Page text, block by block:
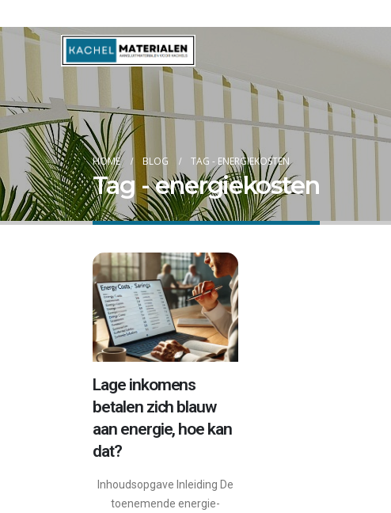
HOME BLOG TAG - ENERGIEKOSTEN
Tag - energiekosten
Lage inkomens
betalen zich blauw
aan energie, hoe kan
dat?
Inhoudsopgave Inleiding De
toenemende energie-